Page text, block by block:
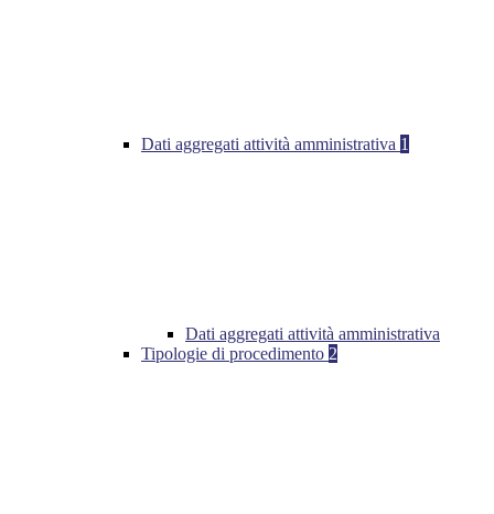
Dati aggregati attività amministrativa 1
Dati aggregati attività amministrativa
Tipologie di procedimento 2